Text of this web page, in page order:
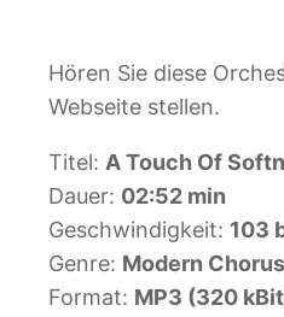
Hören Sie diese
Webseite stellen.
Titel: A Touch Of
Dauer: 02:52 min
Geschwindigkeit: 103
Genre: Modern
Format: MP3 (320